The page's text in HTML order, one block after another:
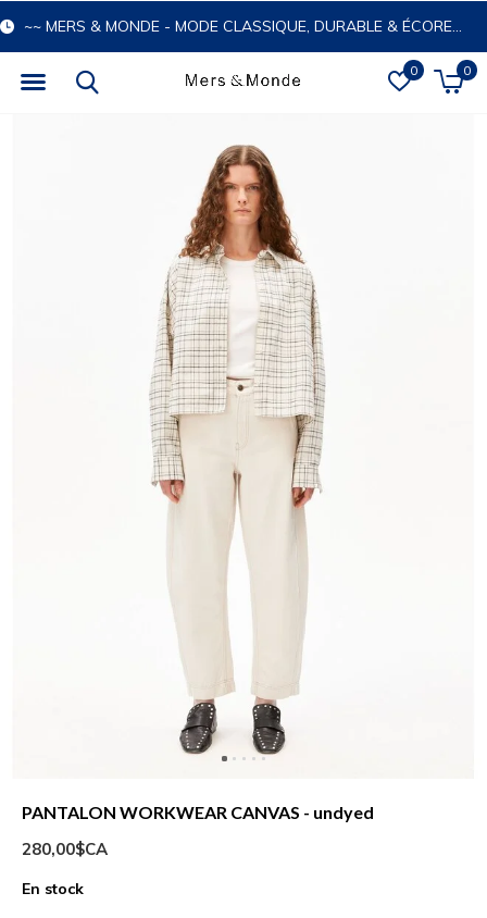
0 0
~~ MERS & MONDE - MODE CLASSIQUE, DURABLE & ÉCORESPONSABLE
PANTALON WORKWEAR CANVAS - undyed
280,00$CA
En stock